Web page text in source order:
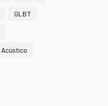
GLBT
Acústico